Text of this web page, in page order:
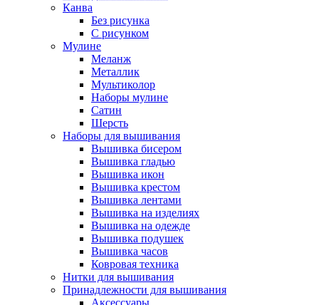
Канва
Без рисунка
С рисунком
Мулине
Меланж
Металлик
Мультиколор
Наборы мулине
Сатин
Шерсть
Наборы для вышивания
Вышивка бисером
Вышивка гладью
Вышивка икон
Вышивка крестом
Вышивка лентами
Вышивка на изделиях
Вышивка на одежде
Вышивка подушек
Вышивка часов
Ковровая техника
Нитки для вышивания
Принадлежности для вышивания
Аксессуары